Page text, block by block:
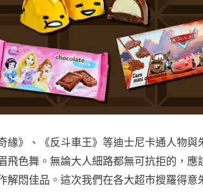
緣》、《反斗車王》等迪士尼卡通人物與
飛色舞。無論大人細路都無可抗拒的，應
解悶佳品。這次我們在各大超市搜羅得意